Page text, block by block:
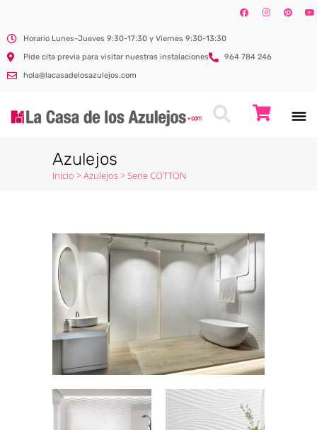
Horario Lunes-Jueves 9:30-17:30 y Viernes 9:30-13:30
Pide cita previa para visitar nuestras instalaciones
964 784 246
hola@lacasadelosazulejos.com
Azulejos
Inicio >Azulejos>Serie COTTON